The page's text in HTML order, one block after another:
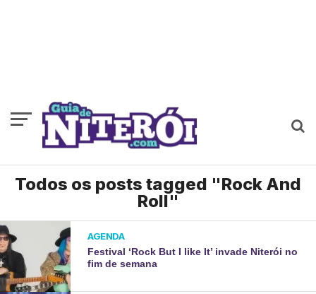
Todos os posts tagged "Rock And
Roll"
AGENDA
Festival ‘Rock But I like It’ invade Niterói no
fim de semana